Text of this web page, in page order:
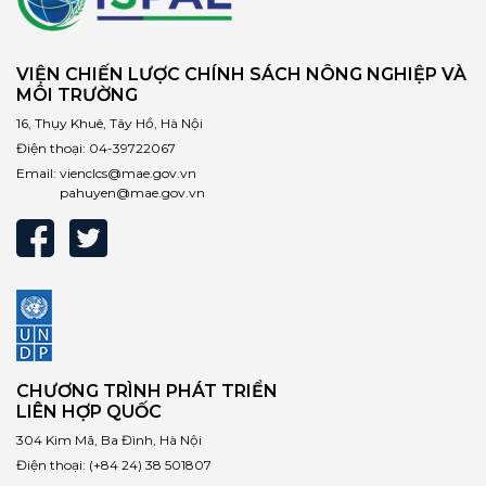
VIỆN CHIẾN LƯỢC CHÍNH SÁCH NÔNG NGHIỆP VÀ
MÔI TRƯỜNG
16, Thụy Khuê, Tây Hồ, Hà Nội
Điện thoại: 04-39722067
Email: vienclcs@mae.gov.vn
pahuyen@mae.gov.vn
CHƯƠNG TRÌNH PHÁT TRIỂN
LIÊN HỢP QUỐC
304 Kim Mã, Ba Đình, Hà Nội
Điện thoại: (+84 24) 38 501807